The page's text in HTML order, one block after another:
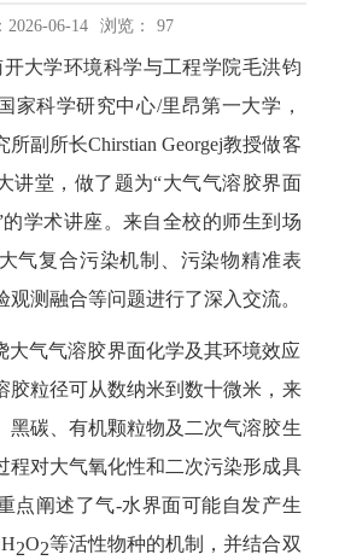
2026-06-14 浏览： 97
开大学环境科学与工程学院毛洪钧
家科学研究中心/里昂第一大学，
所副所长Chirstian Georgej教授做客
讲堂，做了题为“大气气溶胶界面
学术讲座。来自全校的师生到场
气复合污染机制、污染物精准表
测融合等问题进行了深入交流。
大气气溶胶界面化学及其环境效应
胶粒径可从数纳米到数十微米，来
黑碳、有机颗粒物及二次气溶胶生
程对大气氧化性和二次污染形成具
点阐述了气-水界面可能自发产生
H2O2等活性物种的机制，并结合双